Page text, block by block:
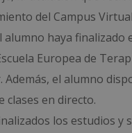
del Campus
alumno haya finalizado
Europea de
Además, el alumno
clases en directo.
los estudios y